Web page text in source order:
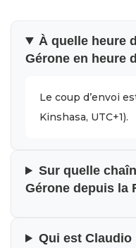
À quelle heure
Gérone en heure
Le coup d’envoi
Kinshasa, UTC+1).
Sur quelle
Gérone depuis la
Qui est